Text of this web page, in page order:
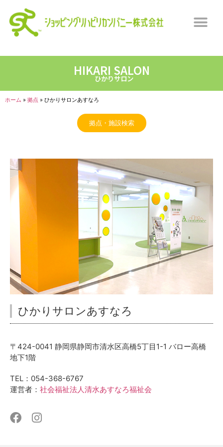
HIKARI SALON
ひかりサロン
ホーム » 拠点 » ひかりサロンあすなろ
拠点・施設検索
ひかりサロンあすなろ
〒424-0041 静岡県静岡市清水区高橋5丁目1-1 バロー高橋
地下1階
TEL：054-368-6767
運営者： 社会福祉法人清水あすなろ福祉会